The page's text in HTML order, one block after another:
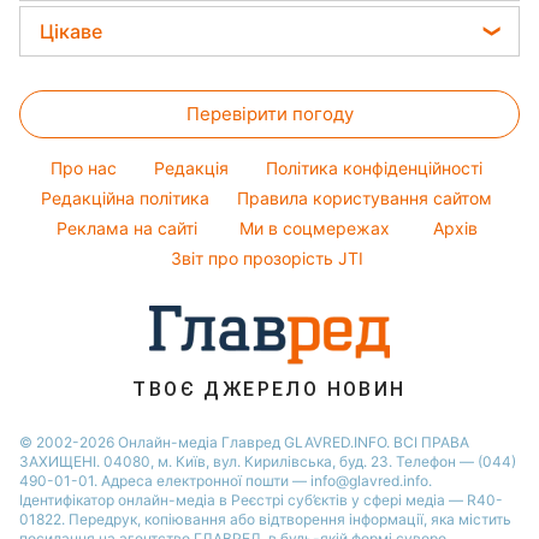
Прості страви
Олена Зеленська
Ані Лорак
Кейт Міддлтон
Максим Галкін
Настя Каменських
Віталій Козловський
Софія Ротару
Ольга Сумська
Новини Львова
Новини Харкова
Новини Полтави
Новини Тернополя
Новини Сум
Новини Житомира
Цікаве
Тести по картинці
Оптичні ілюзії
Народні прикмети
Усе про шоу-бізнес
Перевірити погоду
Про нас Редакція
Політика конфіденційності
Редакційна політика
Правила користування сайтом
Реклама на сайті
Ми в соцмережах
Архів
Звіт про прозорість JTI
ТВОЄ ДЖЕРЕЛО НОВИН
© 2002-2026 Онлайн-медіа Главред GLAVRED.INFO. ВСІ ПРАВА
ЗАХИЩЕНІ. 04080, м. Київ, вул. Кирилівська, буд. 23. Телефон — (044)
490-01-01. Адреса електронної пошти — info@glavred.info.
Ідентифікатор онлайн-медіа в Реєстрі суб’єктів у сфері медіа — R40-
01822. Передрук, копіювання або відтворення інформації, яка містить